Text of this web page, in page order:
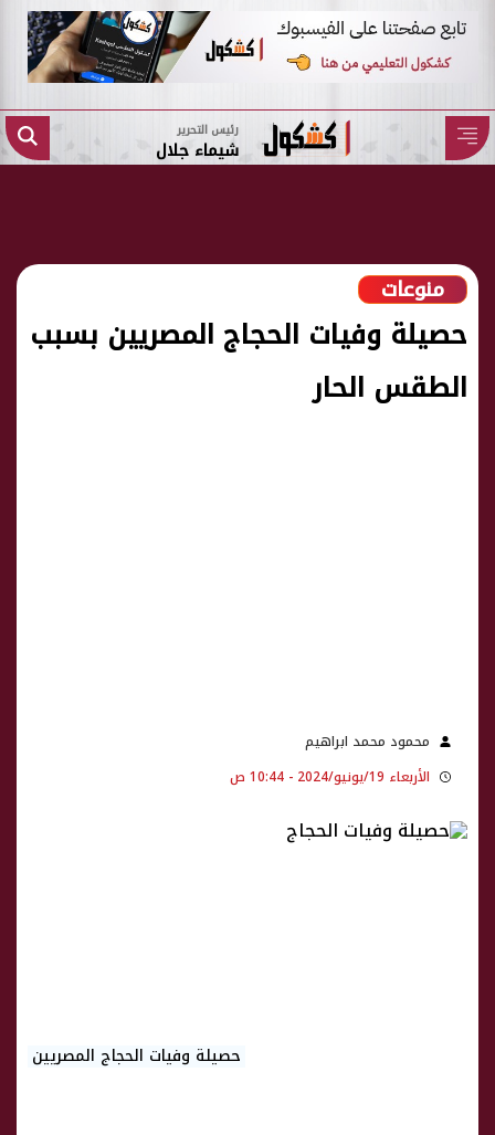
رئيس التحرير
شيماء جلال
منوعات
حصيلة وفيات الحجاج المصريين بسبب
الطقس الحار
محمود محمد ابراهيم
الأربعاء 19/يونيو/2024 - 10:44 ص
حصيلة وفيات الحجاج المصريين